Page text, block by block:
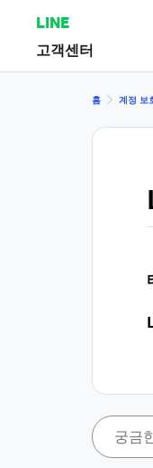
LINE
고객센터
홈 계정 보